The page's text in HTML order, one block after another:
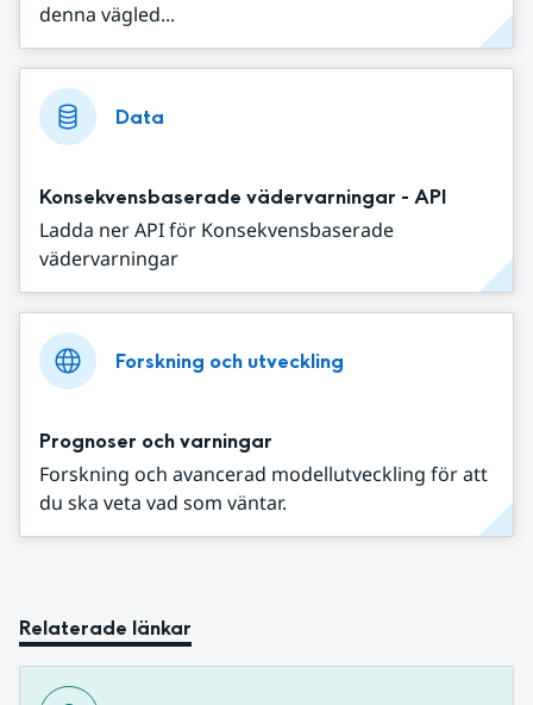
denna vägled...
Data
Konsekvensbaserade vädervarningar - API
Ladda ner API för Konsekvensbaserade
vädervarningar
Forskning och utveckling
Prognoser och varningar
Forskning och avancerad modellutveckling för att
du ska veta vad som väntar.
Relaterade länkar